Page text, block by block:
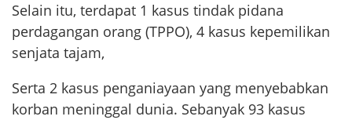
Selain itu, terdapat 1 kasus tindak pidana
perdagangan orang (TPPO), 4 kasus kepemilikan
senjata tajam,
Serta 2 kasus penganiayaan yang menyebabkan
korban meninggal dunia. Sebanyak 93 kasus